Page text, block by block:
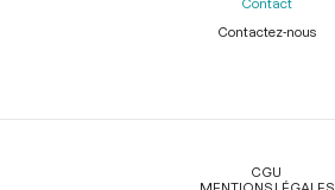
Contactez-nous
Légal
CGU